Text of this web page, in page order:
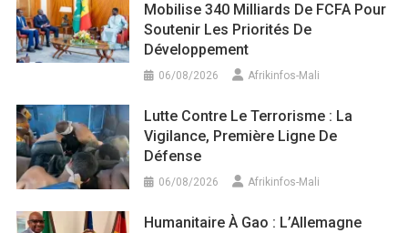
Mobilise 340 Milliards De FCFA Pour
Soutenir Les Priorités De
Développement
06/08/2026 Afrikinfos-Mali
Lutte Contre Le Terrorisme : La
Vigilance, Première Ligne De
Défense
06/08/2026 Afrikinfos-Mali
Humanitaire À Gao : L’Allemagne